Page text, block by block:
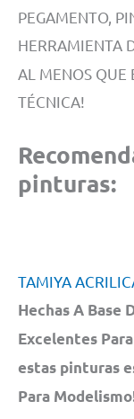
PEGAMENTO,
HERRAMIENTA
AL MENOS QUE
TÉCNICA!
pinturas:
TAMIYA
Hechas A Base
Excelentes
estas pinturas
Para